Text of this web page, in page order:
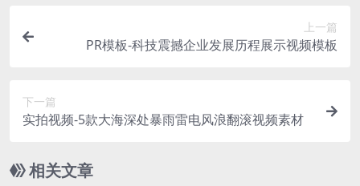
上一篇
PR模板-科技震撼企业发展历程展示视频模板
下一篇
实拍视频-5款大海深处暴雨雷电风浪翻滚视频素材
相关文章